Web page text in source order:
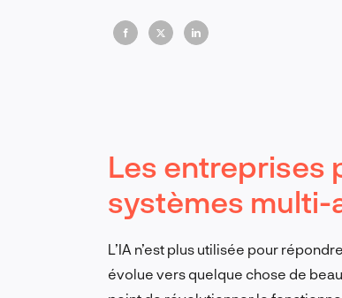
Les entreprises
systèmes
L’IA n’est plus utilisée pour
évolue vers quelque chose de